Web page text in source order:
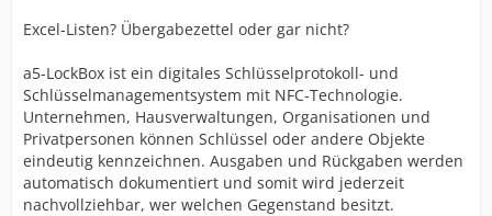
Excel-Listen? Übergabezettel oder gar nicht?
a5-LockBox ist ein digitales Schlüsselprotokoll- und
Schlüsselmanagementsystem mit NFC-Technologie.
Unternehmen, Hausverwaltungen, Organisationen und
Privatpersonen können Schlüssel oder andere Objekte
eindeutig kennzeichnen. Ausgaben und Rückgaben werden
automatisch dokumentiert und somit wird jederzeit
nachvollziehbar, wer welchen Gegenstand besitzt.